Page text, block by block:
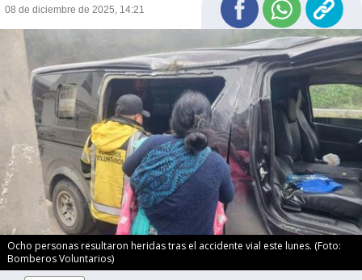
08 de diciembre de 2025, 14:21
Ocho personas resultaron heridas tras el accidente vial este lunes. (Foto:
Bomberos Voluntarios)